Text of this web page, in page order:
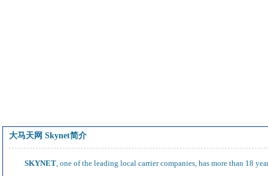
大马天网 Skynet简介
SKYNET, one of the leading local carrier companies, has more than 18